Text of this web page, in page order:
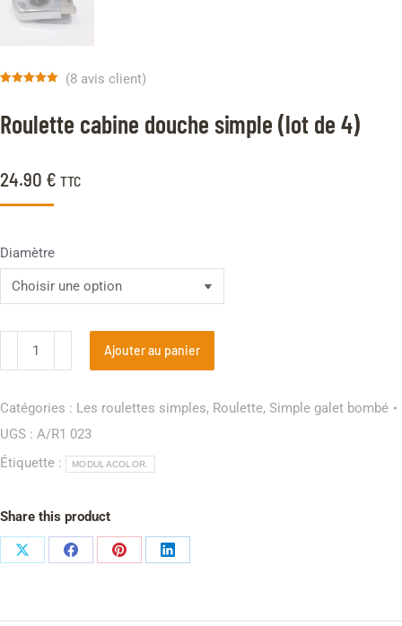
Roulette cabine douche simple (lot de 4)
24.90 € TTC
sur
notations
(8avis client)
Diamètre
Ajouter au panier
Catégories : Les roulettes simples, Roulette, Simple galet bombé
UGS : A/R1 023
Étiquette :
MODULACOLOR.
Share this product